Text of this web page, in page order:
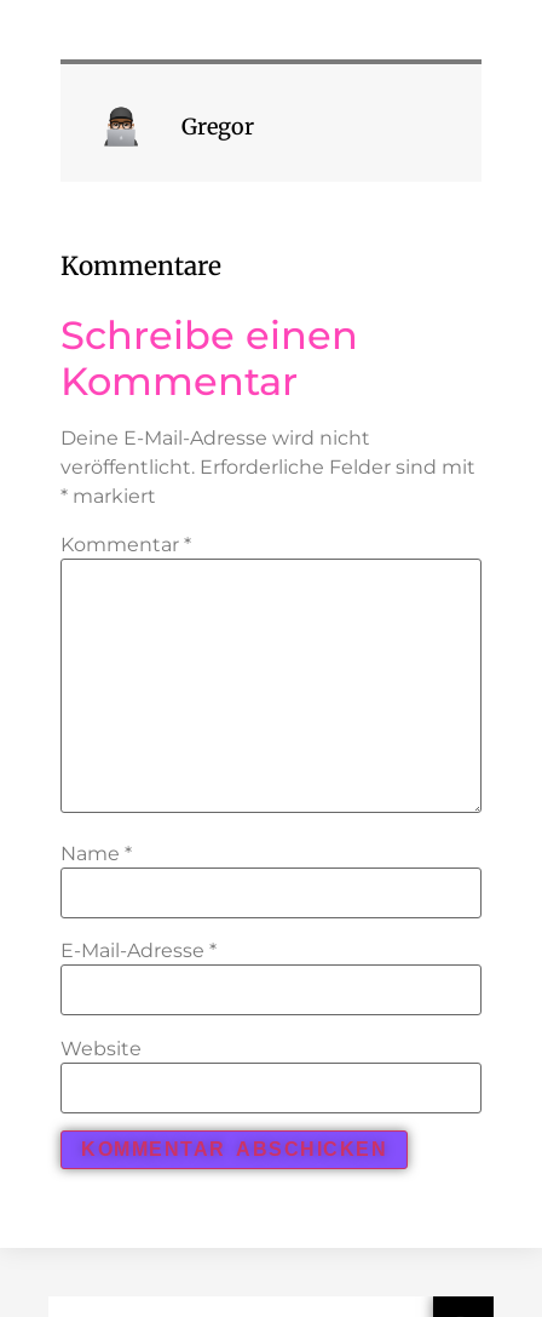
Gregor
Kommentare
Schreibe einen
Kommentar
Deine E-Mail-Adresse wird nicht
veröffentlicht. Erforderliche Felder sind mit
* markiert
Kommentar *
Name *
E-Mail-Adresse *
Website